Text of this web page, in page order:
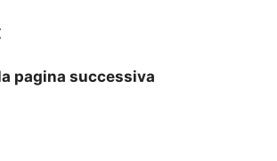
pagina successiva